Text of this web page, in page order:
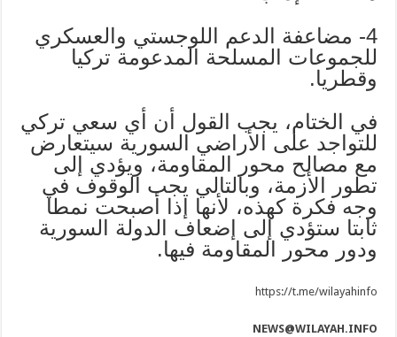
4- مضاعفة الدعم اللوجستي والعسكري
للجموعات المسلحة المدعومة تركيا
وقطريا.
في الختام، يجب القول أن أي سعي تركي
للتواجد على الأراضي السورية سيتعارض
مع مصالح محور المقاومة، ويؤدي إلى
تطور الأزمة، وبالتالي يجب الوقوف في
وجه فكرة كهذه، لأنها إذا أصبحت نمطا
ثابتا ستؤدي إلى إضعاف الدولة السورية
ودور محور المقاومة فيها.
https://t.me/wilayahinfo
NEWS@WILAYAH.INFO